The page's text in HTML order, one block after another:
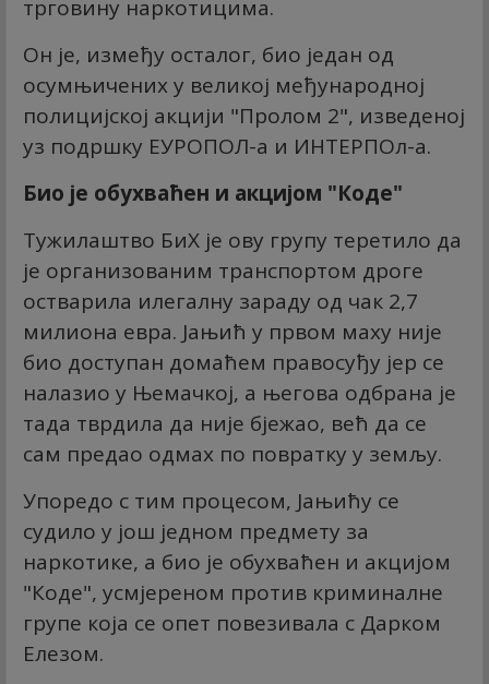
трговину наркотицима.
Он је, између осталог, био један од
осумњичених у великој међународној
полицијској акцији "Пролом 2", изведеној
уз подршку ЕУРОПОЛ-а и ИНТЕРПОл-а.
Био је обухваћен и акцијом "Коде"
Тужилаштво БиХ је ову групу теретило да
је организованим транспортом дроге
остварила илегалну зараду од чак 2,7
милиона евра. Јањић у првом маху није
био доступан домаћем правосуђу јер се
налазио у Њемачкој, а његова одбрана је
тада тврдила да није бјежао, већ да се
сам предао одмах по повратку у земљу.
Упоредо с тим процесом, Јањићу се
судило у још једном предмету за
наркотике, а био је обухваћен и акцијом
"Коде", усмјереном против криминалне
групе која се опет повезивала с Дарком
Елезом.